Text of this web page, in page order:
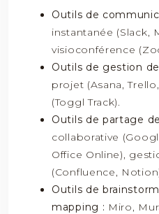
Outils de
instantanée (Slack,
visioconférence
Outils de gestion
projet (Asana,
(Toggl Track).
Outils de partage
collaborative
Office Online),
(Confluence,
Outils de
mapping : Miro,